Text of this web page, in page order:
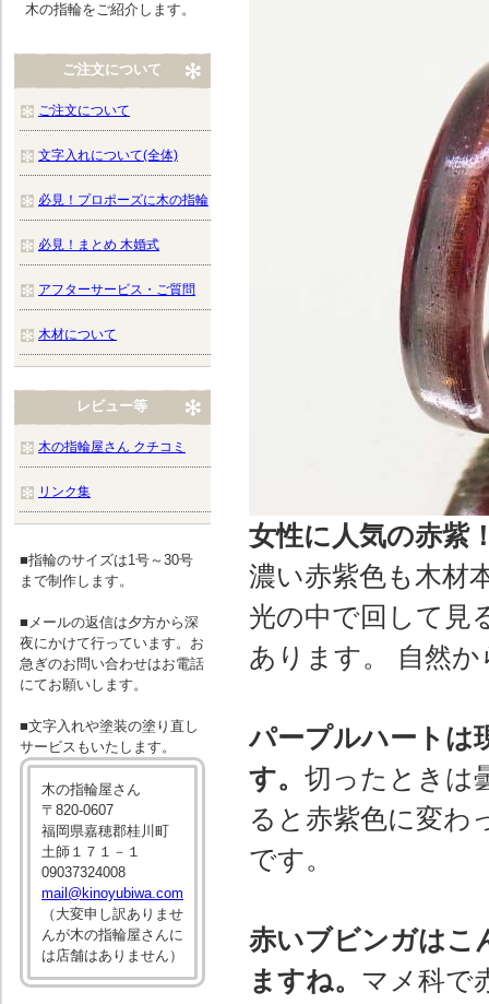
女性に人気の赤紫
濃い赤紫色も木材
光の中で回して見
あります。 自然
パープルハートは
す。 切ったときは
ると赤紫色に変わ
です。
赤いブビンガはこ
ますね。 マメ科で
木の指輪をご紹介します。
ご注文について
ご注文について
文字入れについて(全体)
必見！プロポーズに木の指輪
必見！まとめ 木婚式
アフターサービス・ご質問
木材について
レビュー等
木の指輪屋さん クチコミ
リンク集
■指輪のサイズは1号～30号
まで制作します。
■メールの返信は夕方から深
夜にかけて行っています。お
急ぎのお問い合わせはお電話
にてお願いします。
■文字入れや塗装の塗り直し
サービスもいたします。
木の指輪屋さん
〒820-0607
福岡県嘉穂郡桂川町
土師１７１－１
09037324008
mail@kinoyubiwa.com
（大変申し訳ありませ
んが木の指輪屋さんに
は店舗はありません）